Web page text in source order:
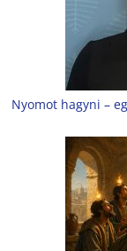
Nyomot hagyni –